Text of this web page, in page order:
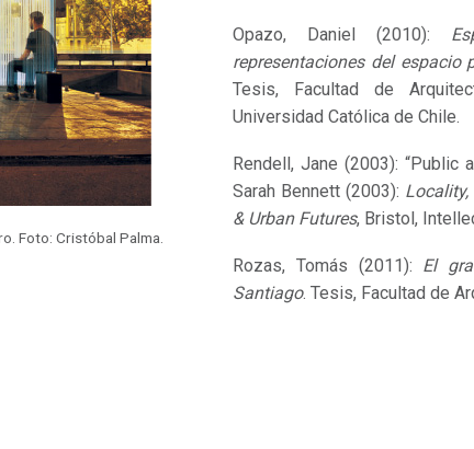
Foto: Cristóbal Palma.
Opazo, Daniel (2010):
representaciones del
Tesis, Facultad de
Universidad Católica de Chile.
Rendell, Jane (2003): “Public
Sarah Bennett (2003):
& Urban Futures, Bristol,
Rozas, Tomás (2011): El
Santiago. Tesis, Facultad de